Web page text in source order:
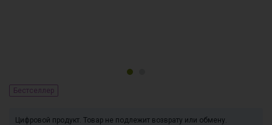
Бестселлер
Цифровой продукт. Товар не подлежит возврату или обмену.